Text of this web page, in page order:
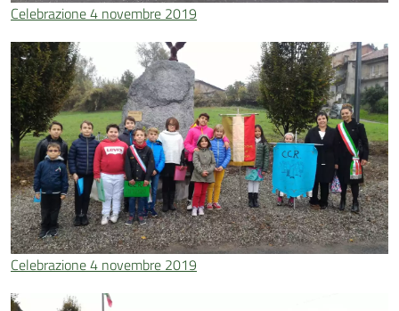
Celebrazione 4 novembre 2019
Celebrazione 4 novembre 2019